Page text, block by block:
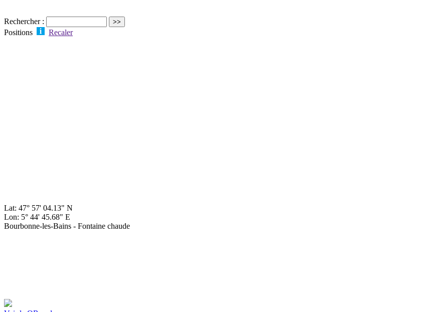
Rechercher :
Positions
Recaler
Lat: 47° 57' 04.13" N
Lon: 5° 44' 45.68" E
Bourbonne-les-Bains - Fontaine chaude